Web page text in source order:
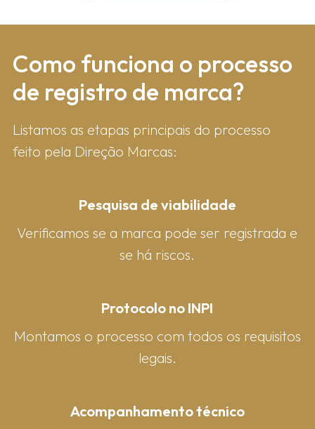
Como fun​ciona o processo
de registro de marca?
Listamos as etapas principais do processo
feito pela Direção Marcas:
Pesquisa de viabilidade
Verificamos se a marca pode ser registrada e
se há riscos.
Protocolo no INPI
Montamos o processo com todos os requisitos
legais.
Acompanhamento técnico